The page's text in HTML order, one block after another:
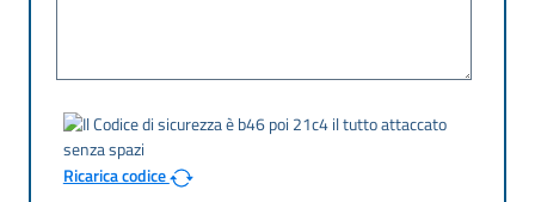
Ricarica codice